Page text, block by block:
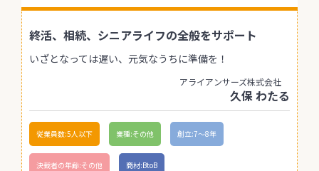
終活、相続、シニアライフの全般をサポート
いざとなっては遅い、元気なうちに準備を！
アライアンサーズ株式会社
久保 わたる
従業員数:5人以下 業種:その他 創立:7〜8年
決裁者の年齢:その他 商材:BtoB